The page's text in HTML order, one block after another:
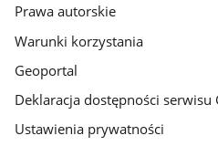
Prawa autorskie
Warunki korzystania
Geoportal
Deklaracja dostępności serwisu
Ustawienia prywatności